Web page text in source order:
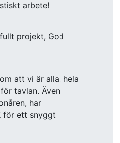
arbete!
projekt, God
att vi är alla, hela
tavlan. Även
har
för ett snyggt